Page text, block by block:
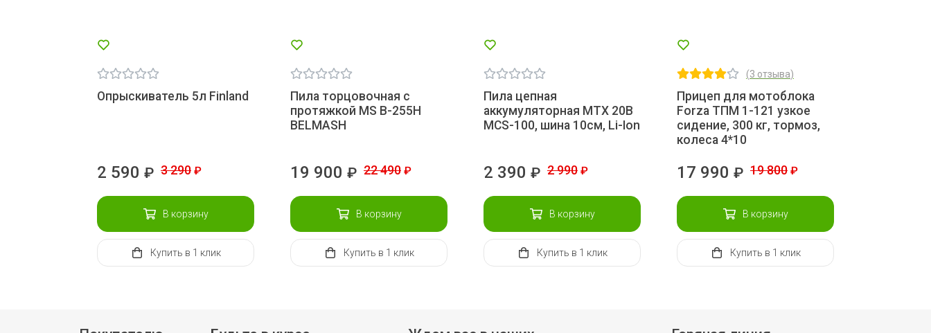
Опрыскиватель 5л Finland
2 590 ₽ 3 290 ₽
В корзину
Купить в 1 клик
Пила торцовочная с
протяжкой MS B-255H
BELMASH
19 900 ₽ 22 490 ₽
В корзину
Купить в 1 клик
Пила цепная
аккумуляторная MTX 20В
MCS-100, шина 10см, Li-Ion
2 390 ₽ 2 990 ₽
В корзину
Купить в 1 клик
(3 отзыва)
Прицеп для мотоблока
Forza ТПМ 1-121 узкое
сидение, 300 кг, тормоз,
колеса 4*10
17 990 ₽ 19 800 ₽
В корзину
Купить в 1 клик